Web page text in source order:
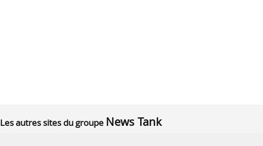
Les autres sites du groupe News Tank